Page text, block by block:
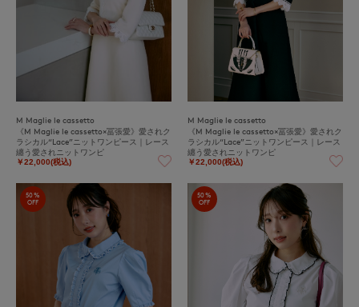
M Maglie le cassetto
《M Maglie le cassetto×冨張愛》愛されク
ラシカル“Lace”ニットワンピース｜レース
纏う愛されニットワンピ
￥22,000(税込)
M Maglie le cassetto
《M Maglie le cassetto×冨張愛》愛されク
ラシカル“Lace”ニットワンピース｜レース
纏う愛されニットワンピ
￥22,000(税込)
50%
OFF
50%
OFF